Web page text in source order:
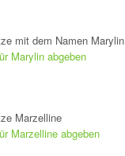
mit dem Namen Marylin
Marylin abgeben
Marzelline
Marzelline abgeben